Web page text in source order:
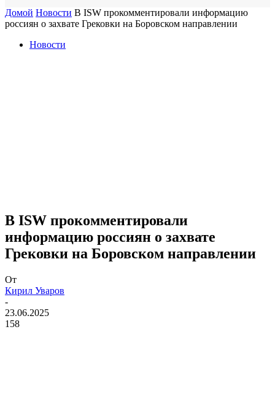
Домой Новости В ISW прокомментировали информацию
россиян о захвате Грековки на Боровском направлении
Новости
В ISW прокомментировали
информацию россиян о захвате
Грековки на Боровском направлении
От
Кирил Уваров
-
23.06.2025
158